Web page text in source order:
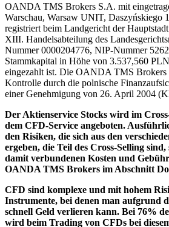
OANDA TMS Brokers S.A. mit
Warschau, Warsaw UNIT, Daszyńskiego
registriert beim Landgericht der
XIII. Handelsabteilung des
Nummer 0000204776, NIP-Nummer
Stammkapital in Höhe von 3.537,560
eingezahlt ist. Die OANDA TMS Brokers
Kontrolle durch die polnische
einer Genehmigung von 26. April 2004
Der Aktienservice Stocks wird im
dem CFD-Service angeboten.
den Risiken, die sich aus den
ergeben, die Teil des Cross-Selling
damit verbundenen Kosten und
OANDA TMS Brokers im Abschnitt
CFD sind komplexe und mit hohem
Instrumente, bei denen man aufgrund
schnell Geld verlieren kann. Bei 76%
wird beim Trading von CFDs bei